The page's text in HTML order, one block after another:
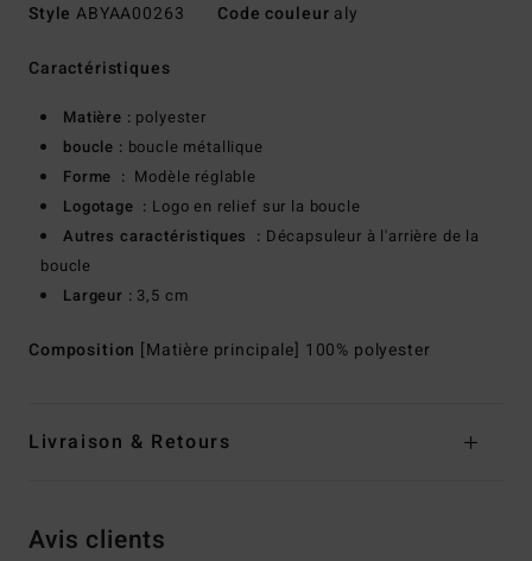
Style ABYAA00263 Code couleur aly
Caractéristiques
Matière : polyester
boucle : boucle métallique
Forme : Modèle réglable
Logotage : Logo en relief sur la boucle
Autres caractéristiques : Décapsuleur à l'arrière de la
boucle
Largeur : 3,5 cm
Composition [Matière principale] 100% polyester
Livraison & Retours
Avis clients